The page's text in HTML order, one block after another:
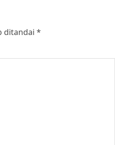
ditandai *